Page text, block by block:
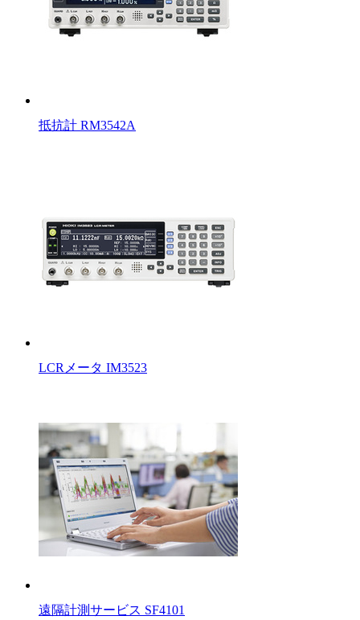
抵抗計 RM3542A
LCRメータ IM3523
遠隔計測サービス SF4101